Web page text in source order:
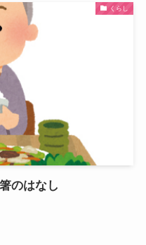
くらし
のはなし